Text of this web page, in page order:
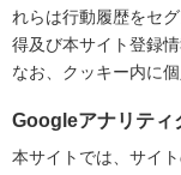
れらは行動履歴をセ
得及び本サイト登録
なお、クッキー内に
Googleアナリティ
本サイトでは、サイ